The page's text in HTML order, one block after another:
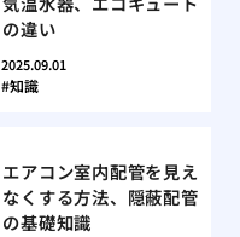
の違い
2025.09.01
知識
エアコン室内配管を見え
なくする方法、隠蔽配管
の基礎知識